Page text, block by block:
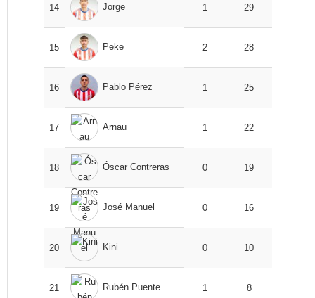
14 Jorge 1 29
15 Peke 2 28
16 Pablo Pérez 1 25
17 Arnau 1 22
18 Óscar Contreras 0 19
19 José Manuel 0 16
20 Kini 0 10
21 Rubén Puente 1 8